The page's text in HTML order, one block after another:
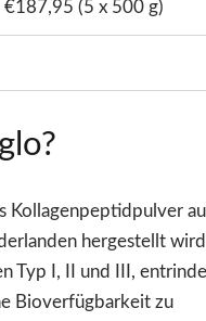
€187,95 (5 x 500 g)
Kollagenpeptidpulver
hergestellt
Typ I, II und III,
Bioverfügbarkeit zu